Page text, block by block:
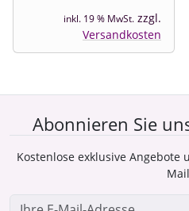
inkl. 19 % MwSt. zzgl.
Versandkosten
Abonnieren Sie
Kostenlose exklusive Angebote
Mail